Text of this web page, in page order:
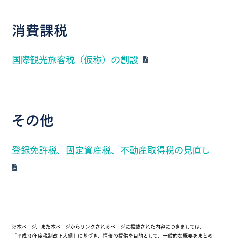
消費課税
国際観光旅客税（仮称）の創設
その他
登録免許税、固定資産税、不動産取得税の見直し
※本ページ、また本ページからリンクされるページに掲載された内容につきましては、
「平成30年度税制改正大綱」に基づき、情報の提供を目的として、一般的な概要をまとめ